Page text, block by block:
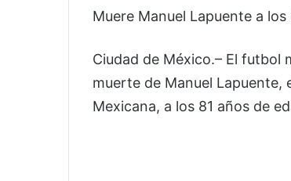
Muere Manuel Lapuente a
Ciudad de México.– El futbol
muerte de Manuel
Mexicana, a los 81 años de